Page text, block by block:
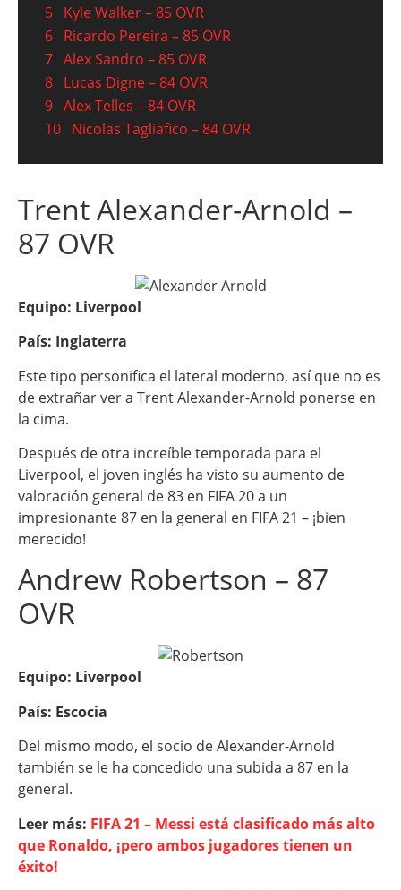
5 Kyle Walker – 85 OVR
6 Ricardo Pereira – 85 OVR
7 Alex Sandro – 85 OVR
8 Lucas Digne – 84 OVR
9 Alex Telles – 84 OVR
10 Nicolas Tagliafico – 84 OVR
Trent Alexander-Arnold –
87 OVR
Equipo: Liverpool
País: Inglaterra
Este tipo personifica el lateral moderno, así que no es
de extrañar ver a Trent Alexander-Arnold ponerse en
la cima.
Después de otra increíble temporada para el
Liverpool, el joven inglés ha visto su aumento de
valoración general de 83 en FIFA 20 a un
impresionante 87 en la general en FIFA 21 – ¡bien
merecido!
Andrew Robertson – 87
OVR
Equipo: Liverpool
País: Escocia
Del mismo modo, el socio de Alexander-Arnold
también se le ha concedido una subida a 87 en la
general.
Leer más: FIFA 21 – Messi está clasificado más alto
que Ronaldo, ¡pero ambos jugadores tienen un
éxito!